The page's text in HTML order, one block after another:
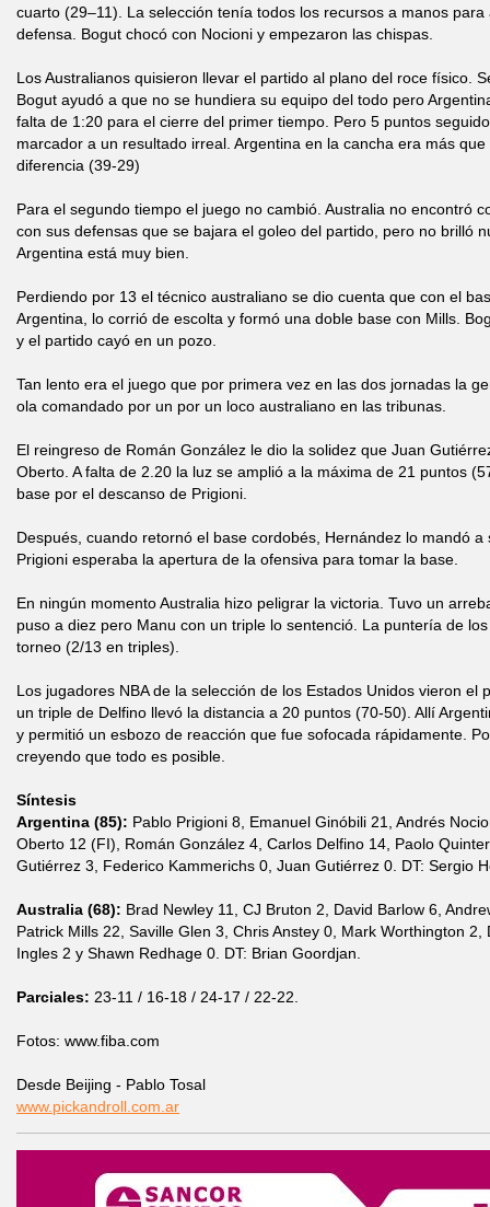
cuarto (29–11). La selección tenía todos los recursos a manos
defensa. Bogut chocó con Nocioni y empezaron las chispas.
Los Australianos quisieron llevar el partido al plano del roce físico.
Bogut ayudó a que no se hundiera su equipo del todo pero
falta de 1:20 para el cierre del primer tiempo. Pero 5 puntos
marcador a un resultado irreal. Argentina en la cancha era más
diferencia (39-29)
Para el segundo tiempo el juego no cambió. Australia no encontró
con sus defensas que se bajara el goleo del partido, pero no brilló
Argentina está muy bien.
Perdiendo por 13 el técnico australiano se dio cuenta que con el
Argentina, lo corrió de escolta y formó una doble base con Mills.
y el partido cayó en un pozo.
Tan lento era el juego que por primera vez en las dos jornadas la
ola comandado por un por un loco australiano en las tribunas.
El reingreso de Román González le dio la solidez que Juan
Oberto. A falta de 2.20 la luz se amplió a la máxima de 21 puntos
base por el descanso de Prigioni.
Después, cuando retornó el base cordobés, Hernández lo mandó
Prigioni esperaba la apertura de la ofensiva para tomar la base.
En ningún momento Australia hizo peligrar la victoria. Tuvo un
puso a diez pero Manu con un triple lo sentenció. La puntería de
torneo (2/13 en triples).
Los jugadores NBA de la selección de los Estados Unidos vieron el
un triple de Delfino llevó la distancia a 20 puntos (70-50). Allí
y permitió un esbozo de reacción que fue sofocada rápidamente.
creyendo que todo es posible.
Síntesis
Argentina (85): Pablo Prigioni 8, Emanuel Ginóbili 21, Andrés
Oberto 12 (FI), Román González 4, Carlos Delfino 14, Paolo
Gutiérrez 3, Federico Kammerichs 0, Juan Gutiérrez 0. DT: Sergio
Australia (68): Brad Newley 11, CJ Bruton 2, David Barlow 6,
Patrick Mills 22, Saville Glen 3, Chris Anstey 0, Mark Worthington 2,
Ingles 2 y Shawn Redhage 0. DT: Brian Goordjan.
Parciales: 23-11 / 16-18 / 24-17 / 22-22.
Fotos: www.fiba.com
Desde Beijing - Pablo Tosal
www.pickandroll.com.ar